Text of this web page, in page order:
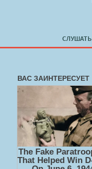
Слушать 🔊 mp3 (мп3)
регистрации на